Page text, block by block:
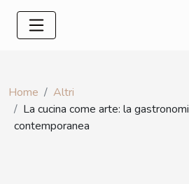
Home
Altri
La cucina come arte: la
contemporanea